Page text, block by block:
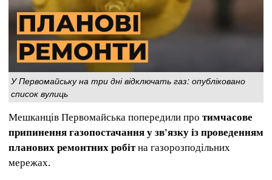
У Первомайську на три дні відключать газ: опубліковано
список вулиць
Мешканців Первомайська попередили про тимчасове
припинення газопостачання у зв'язку із проведенням
планових ремонтних робітна газорозподільних
мережах.